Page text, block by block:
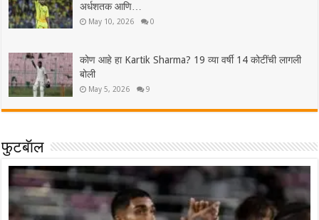
अर्धशतक आणि…
May 10, 2026 0
कोण आहे हा Kartik Sharma? 19 व्या वर्षी 14 कोटींची लागली
बोली
May 5, 2026 9
फुटबॅाल